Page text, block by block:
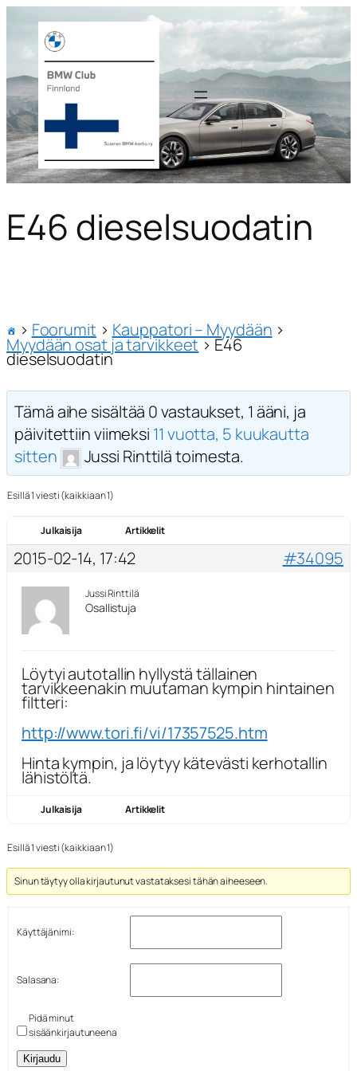
E46 dieselsuodatin
› Foorumit › Kauppatori – Myydään ›
Myydään osat ja tarvikkeet›E46
dieselsuodatin
Tämä aihe sisältää 0 vastaukset, 1 ääni, ja
päivitettiin viimeksi 11 vuotta, 5 kuukautta
sitten
Jussi Rinttilä toimesta.
Esillä 1 viesti (kaikkiaan 1)
Julkaisija Artikkelit
2015-02-14, 17:42 #34095
Jussi Rinttilä
Osallistuja
Löytyi autotallin hyllystä tällainen
tarvikkeenakin muutaman kympin hintainen
filtteri:
http://www.tori.fi/vi/17357525.htm
Hinta kympin, ja löytyy kätevästi kerhotallin
lähistöltä.
Julkaisija Artikkelit
Esillä 1 viesti (kaikkiaan 1)
Sinun täytyy olla kirjautunut vastataksesi tähän aiheeseen.
Käyttäjänimi:
Salasana:
Pidä minut
sisäänkirjautuneena
Kirjaudu